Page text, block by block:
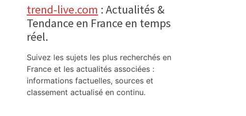
trend-live.com : Actualités &
Tendance en France en temps
réel.
Suivez les sujets les plus recherchés en
France et les actualités associées :
informations factuelles, sources et
classement actualisé en continu.